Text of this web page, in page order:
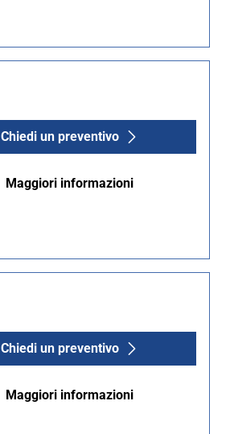
Chiedi un preventivo
Maggiori informazioni
Chiedi un preventivo
Maggiori informazioni